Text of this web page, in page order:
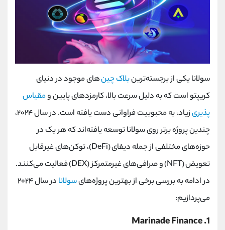
سولانا یکی از برجسته‌ترینبلاک چین‌های موجود در دنیای
کریپتو است که به دلیل سرعت بالا، کارمزدهای پایین ومقیاس‌
پذیری
زیاد، به محبوبیت فراوانی دست یافته است. در سال ۲۰۲۴،
چندین پروژه برتر روی سولانا توسعه یافته‌اند که هر یک در
حوزه‌های مختلفی از جمله دیفای(DeFi)، توکن‌های غیرقابل
تعویض(NFT)و صرافی‌های غیرمتمرکز (DEX
)فعالیت می‌کنند.
در ادامه به بررسی برخی از بهترین پروژه‌هایسولانا
در سال ۲۰۲۴
می‌پردازیم:
1.
Marinade Finance